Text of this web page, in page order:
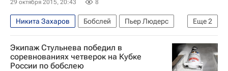
29 октября 2015, 20:43 8
Еще2
Никита Захаров Бобслей
Пьер Людерс
Кубок мира по бобслею
Александр Касьянов
Экипаж Стульнева победил в
соревнованиях четверок на Кубке
России по бобслею